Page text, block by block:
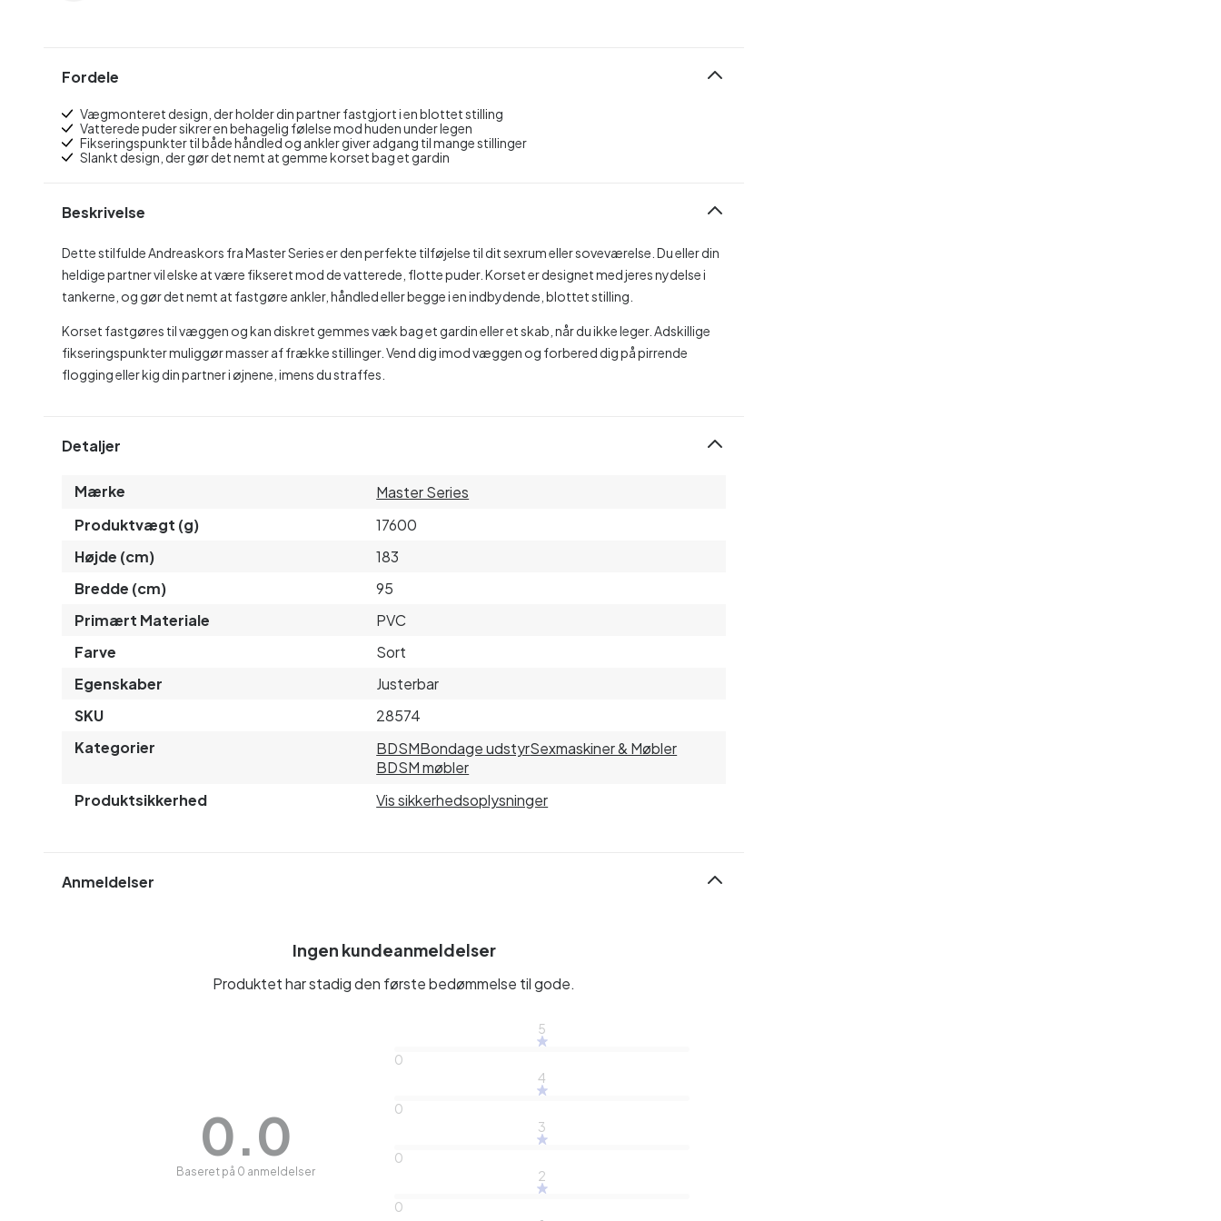
Fordele
Vægmonteret design, der holder din partner fastgjort i en blottet stilling
Vatterede puder sikrer en behagelig følelse mod huden under legen
Fikseringspunkter til både håndled og ankler giver adgang til mange stillinger
Slankt design, der gør det nemt at gemme korset bag et gardin
Beskrivelse
Dette stilfulde Andreaskors fra Master Series er den perfekte tilføjelse til dit sexrum eller soveværelse. Du eller din
heldige partner vil elske at være fikseret mod de vatterede, flotte puder. Korset er designet med jeres nydelse i
tankerne, og gør det nemt at fastgøre ankler, håndled eller begge i en indbydende, blottet stilling.
Korset fastgøres til væggen og kan diskret gemmes væk bag et gardin eller et skab, når du ikke leger. Adskillige
fikseringspunkter muliggør masser af frække stillinger. Vend dig imod væggen og forbered dig på pirrende
flogging eller kig din partner i øjnene, imens du straffes.
Detaljer
Mærke
Master Series
Produktvægt (g)
17600
Højde (cm)
183
Bredde (cm)
95
Primært Materiale
PVC
Farve
Sort
Egenskaber
Justerbar
SKU
28574
Kategorier
BDSMBondage udstyrSexmaskiner & Møbler
BDSM møbler
Produktsikkerhed
Vis sikkerhedsoplysninger
Anmeldelser
Ingen kundeanmeldelser
Produktet har stadig den første bedømmelse til gode.
0.0
Baseret på 0 anmeldelser
5
0
4
0
3
0
2
0